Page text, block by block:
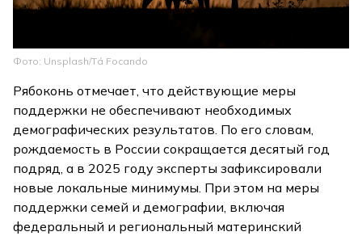
Фото: Unsplash/Tá Focando
Рябоконь отмечает, что действующие меры
поддержки не обеспечивают необходимых
демографических результатов. По его словам,
рождаемость в России сокращается десятый год
подряд, а в 2025 году эксперты зафиксировали
новые локальные минимумы. При этом на меры
поддержки семей и демографии, включая
федеральный и региональный материнский